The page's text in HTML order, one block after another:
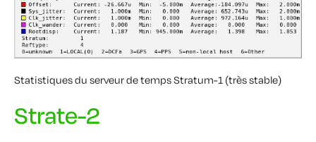
Statistiques du serveur de temps Stratum-1 (très stable)
Strate-2